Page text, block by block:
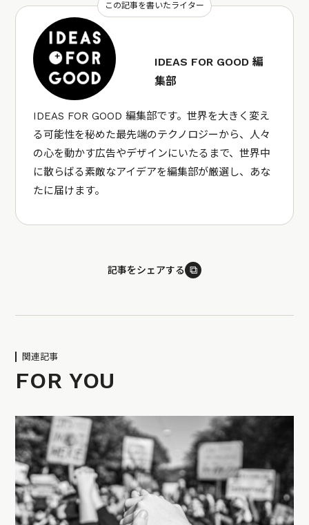
この記事を書いたライター
IDEAS FOR GOOD 編
集部
IDEAS FOR GOOD 編集部です。世界を大きく変え
る可能性を秘めた最先端のテクノロジーから、人々
の心を動かす広告やデザインにいたるまで、世界中
に散らばる素敵なアイデアを編集部が厳選し、あな
たに届けます。
記事をシェアする ⧉
関連記事
FOR YOU